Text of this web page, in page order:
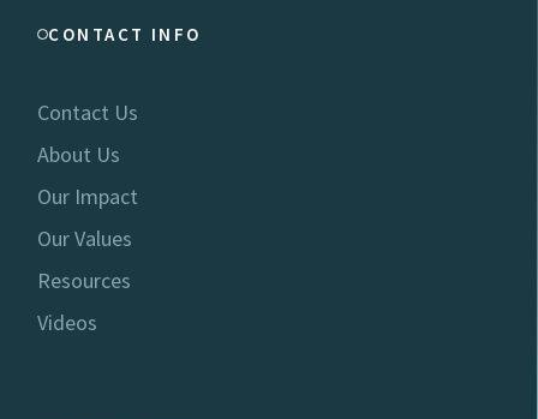
CONTACT INFO
Contact Us
About Us
Our Impact
Our Values
Resources
Videos